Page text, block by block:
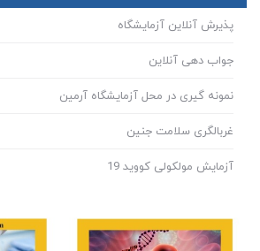
پذیرش آنلاین آزمایشگاه
جواب دهی آنلاین
نمونه گیری در محل آزمایشگاه آرمین
غربالگری سلامت جنین
آزمایش مولکولی کووید 19